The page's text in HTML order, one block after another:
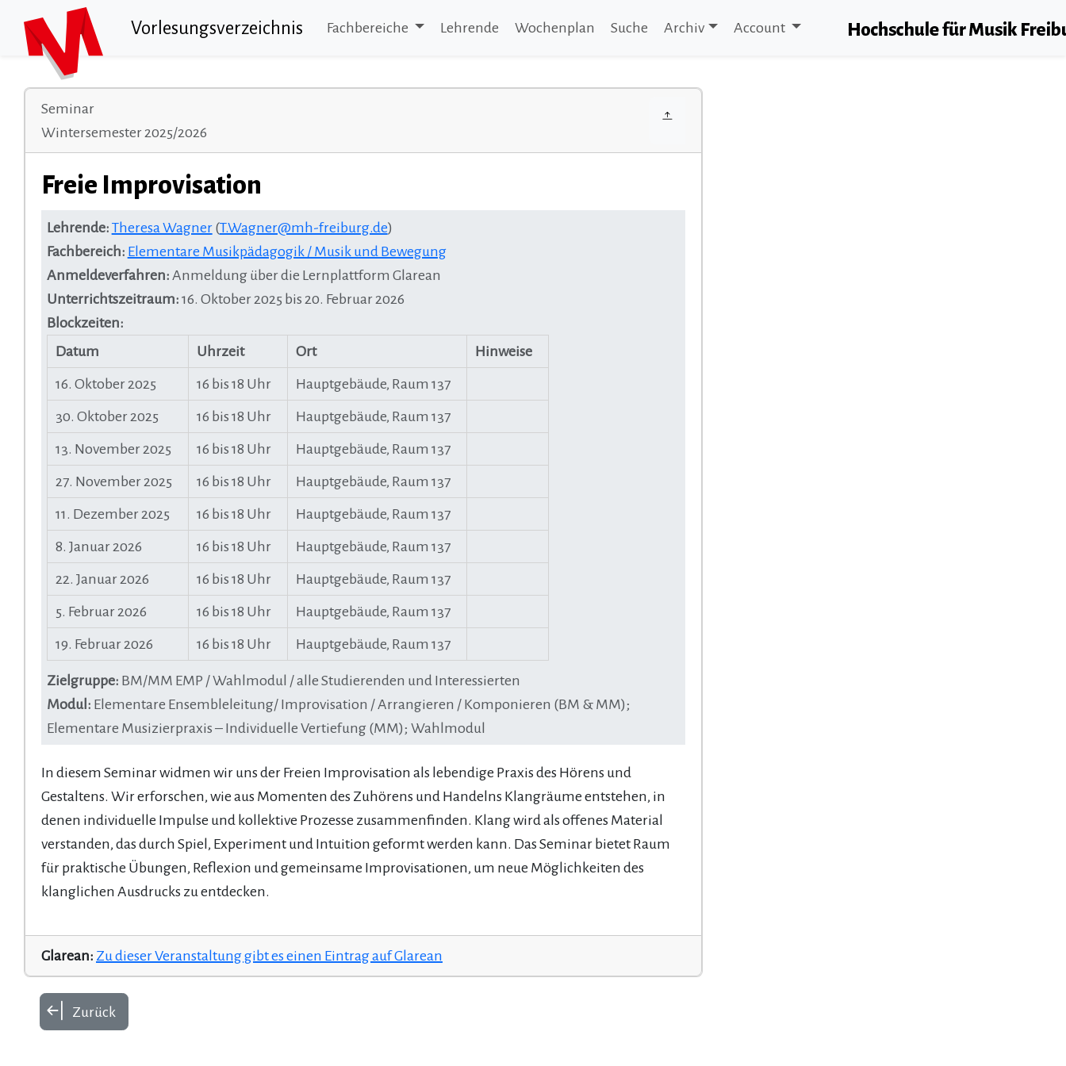
Vorlesungsverzeichnis Fachbereiche Lehrende Wochenplan Suche Archiv Account
Seminar
Wintersemester 2025/2026
Freie Improvisation
Lehrende: Theresa Wagner(T.Wagner@mh-freiburg.de)
Fachbereich: Elementare Musikpädagogik / Musik und Bewegung
Anmeldeverfahren: Anmeldung über die Lernplattform Glarean
Unterrichtszeitraum: 16. Oktober 2025 bis 20. Februar 2026
Blockzeiten:
Datum
Uhrzeit Ort Hinweise
16. Oktober 2025 16 bis 18 Uhr Hauptgebäude, Raum 137
30. Oktober 2025 16 bis 18 Uhr Hauptgebäude, Raum 137
13. November 2025 16 bis 18 Uhr Hauptgebäude, Raum 137
27. November 2025 16 bis 18 Uhr Hauptgebäude, Raum 137
11. Dezember 2025 16 bis 18 Uhr Hauptgebäude, Raum 137
8. Januar 2026 16 bis 18 Uhr Hauptgebäude, Raum 137
22. Januar 2026 16 bis 18 Uhr Hauptgebäude, Raum 137
5. Februar 2026 16 bis 18 Uhr Hauptgebäude, Raum 137
19. Februar 2026 16 bis 18 Uhr Hauptgebäude, Raum 137
Zielgruppe: BM/MM EMP / Wahlmodul / alle Studierenden und Interessierten
Modul: Elementare Ensembleleitung/ Improvisation / Arrangieren / Komponieren (BM & MM);
Elementare Musizierpraxis – Individuelle Vertiefung (MM); Wahlmodul
In diesem Seminar widmen wir uns der Freien Improvisation als lebendige Praxis des Hörens und
Gestaltens. Wir erforschen, wie aus Momenten des Zuhörens und Handelns Klangräume entstehen, in
denen individuelle Impulse und kollektive Prozesse zusammenfinden. Klang wird als offenes Material
verstanden, das durch Spiel, Experiment und Intuition geformt werden kann. Das Seminar bietet Raum
für praktische Übungen, Reflexion und gemeinsame Improvisationen, um neue Möglichkeiten des
klanglichen Ausdrucks zu entdecken.
Glarean: Zu dieser Veranstaltung gibt es einen Eintrag auf Glarean